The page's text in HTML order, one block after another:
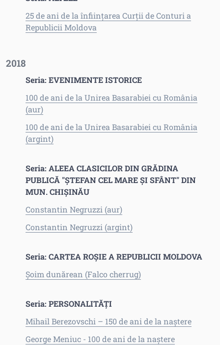
25 de ani de la înființarea Curții de Conturi a
Republicii Moldova
2018
Seria: EVENIMENTE ISTORICE
100 de ani de la Unirea Basarabiei cu România
(aur)
100 de ani de la Unirea Basarabiei cu România
(argint)
Seria: ALEEA CLASICILOR DIN GRĂDINA
PUBLICĂ "ŞTEFAN CEL MARE ŞI SFÂNT" DIN
MUN. CHIŞINĂU
Constantin Negruzzi (aur)
Constantin Negruzzi (argint)
Seria: CARTEA ROȘIE A REPUBLICII MOLDOVA
Șoim dunărean (Falco cherrug)
Seria: PERSONALITĂȚI
Mihail Berezovschi – 150 de ani de la naștere
George Meniuc - 100 de ani de la naștere